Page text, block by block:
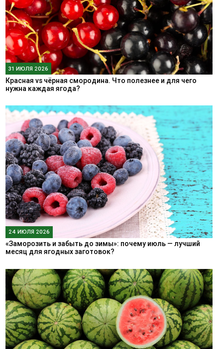
31 ИЮЛЯ 2026
Красная vs чёрная смородина. Что полезнее и для чего
нужна каждая ягода?
24 ИЮЛЯ 2026
«Заморозить и забыть до зимы»: почему июль — лучший
месяц для ягодных заготовок?